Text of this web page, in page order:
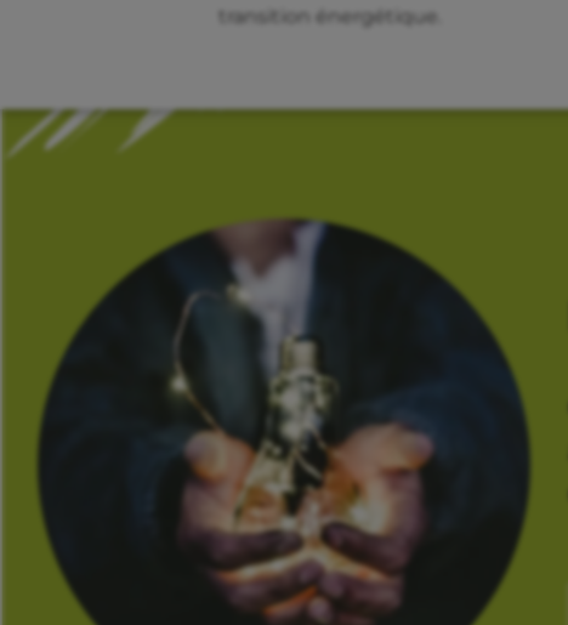
transition énergétique.